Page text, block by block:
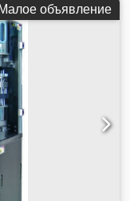
экран, панель
интерфейс);
EU 1“(IPZ1”)
час
об/мин 5-50
30 Максимальный
/
погружения
верхнего
нажатия /
объявление